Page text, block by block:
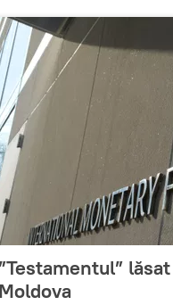
”Testamentul”
Moldova